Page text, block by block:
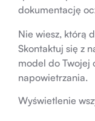
dokumentację
Nie wiesz, którą
Skontaktuj się z
model do Twojej
napowietrzania.
Wyświetlenie